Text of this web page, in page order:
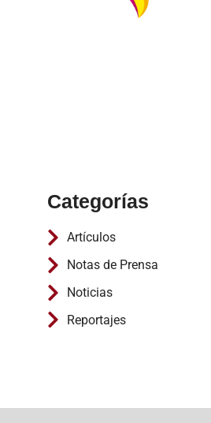
Categorías
Artículos
Notas de Prensa
Noticias
Reportajes